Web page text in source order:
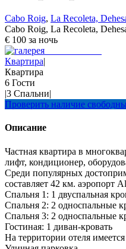
Cabo Roig, La Recoleta,
Cabo Roig, La Recoleta,
€ 100 за ночь
Квартира|
Квартира
6 Гости
|3 Спальни|
Проверить наличие
Описание
Частная квартира в
лифт, кондиционер,
Среди популярных
составляет 42 км. аэропорт
Спальня 1: 1 двуспальная
Спальня 2: 2 односпальные
Спальня 3: 2 односпальные
Гостиная: 1 диван-кровать
На территории отеля